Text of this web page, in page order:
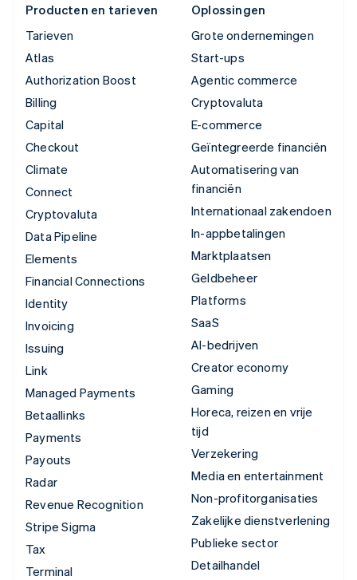
Producten en tarieven
Tarieven
Atlas
Authorization Boost
Billing
Capital
Checkout
Climate
Connect
Cryptovaluta
Data Pipeline
Elements
Financial Connections
Identity
Invoicing
Issuing
Link
Managed Payments
Betaallinks
Payments
Payouts
Radar
Revenue Recognition
Stripe Sigma
Tax
Terminal
Oplossingen
Grote ondernemingen
Start-ups
Agentic commerce
Cryptovaluta
E-commerce
Geïntegreerde financiën
Automatisering van
financiën
Internationaal zakendoen
In-appbetalingen
Marktplaatsen
Geldbeheer
Platforms
SaaS
AI-bedrijven
Creator economy
Gaming
Horeca, reizen en vrije
tijd
Verzekering
Media en entertainment
Non-profitorganisaties
Zakelijke dienstverlening
Publieke sector
Detailhandel